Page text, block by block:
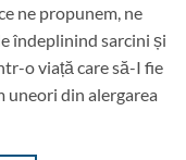
ne propunem, ne
îndeplinind sarcini și
o viață care să-I fie
uneori din alergarea